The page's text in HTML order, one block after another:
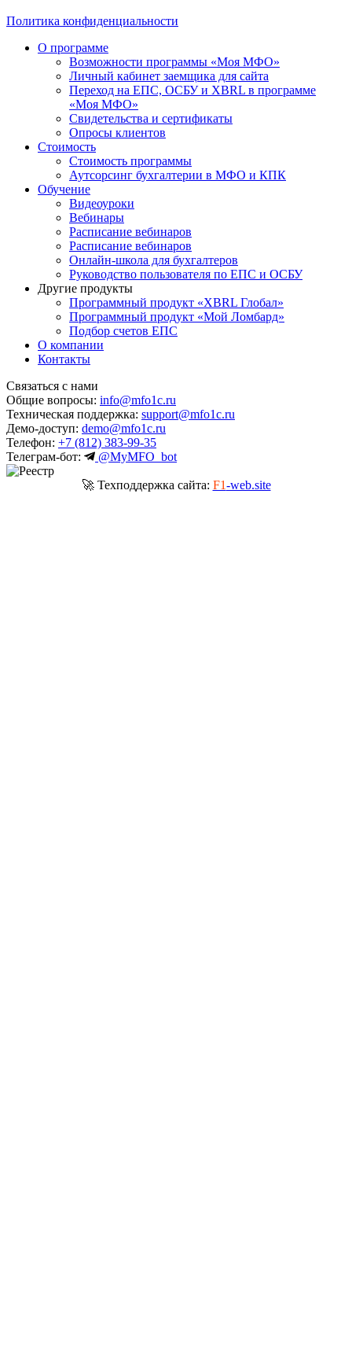
Политика конфиденциальности
О программе
Возможности программы «Моя МФО»
Личный кабинет заемщика для сайта
Переход на ЕПС, ОСБУ и XBRL в программе
«Моя МФО»
Свидетельства и сертификаты
Опросы клиентов
Стоимость
Стоимость программы
Аутсорсинг бухгалтерии в МФО и КПК
Обучение
Видеоуроки
Вебинары
Расписание вебинаров
Расписание вебинаров
Онлайн-школа для бухгалтеров
Руководство пользователя по ЕПС и ОСБУ
Другие продукты
Программный продукт «XBRL Глобал»
Программный продукт «Мой Ломбард»
Подбор счетов ЕПС
О компании
Контакты
Связаться с нами
Общие вопросы: info@mfo1c.ru
Техническая поддержка: support@mfo1c.ru
Демо-доступ: demo@mfo1c.ru
Телефон: +7 (812) 383-99-35
Телеграм-бот:
@MyMFO_bot
🚀 Техподдержка сайта: F1-web.site